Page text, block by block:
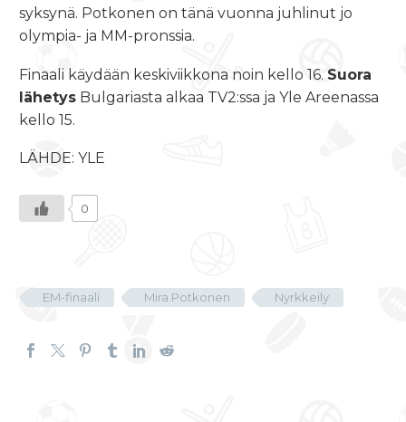
syksynä. Potkonen on tänä vuonna juhlinut jo
olympia- ja MM-pronssia.
Finaali käydään keskiviikkona noin kello 16. Suora
lähetys Bulgariasta alkaa TV2:ssa ja Yle Areenassa
kello 15.
LÄHDE: YLE
0
EM-finaali Mira Potkonen Nyrkkeily